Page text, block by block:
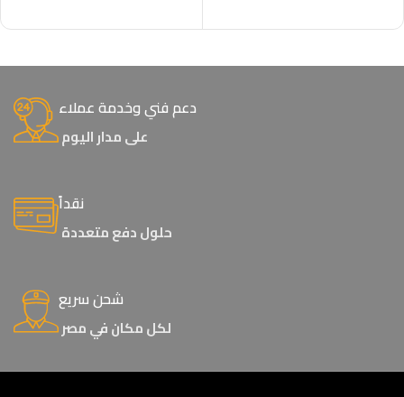
دعم فني وخدمة عملاء
على مدار اليوم
نقداً
حلول دفع متعددة
شحن سريع
لكل مكان في مصر